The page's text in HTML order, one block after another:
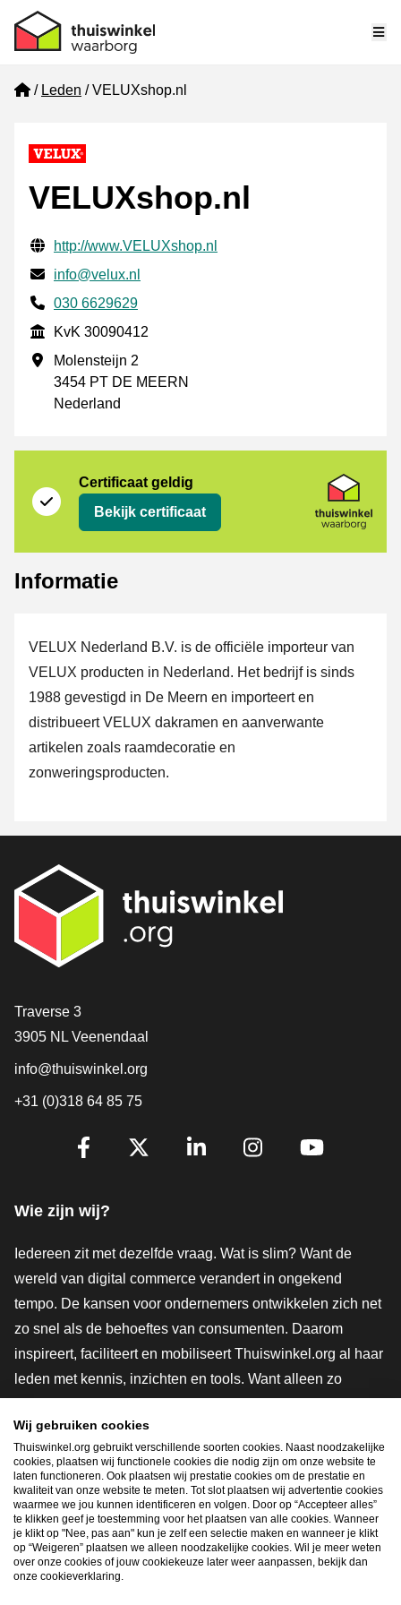
Home
Leden VELUXshop.nl
VELUXshop.nl
Gecontroleerde contactgegevens
Website URL
http://www.VELUXshop.nl
E-mail
info@velux.nl
Telefoonnummer
030 6629629
KvK
KvK 30090412
Vestigingsadres
Molensteijn 2
3454 PT DE MEERN
Nederland
Certificaat geldig
Bekijk certificaat
Informatie
VELUX Nederland B.V. is de officiële importeur van
VELUX producten in Nederland. Het bedrijf is sinds
1988 gevestigd in De Meern en importeert en
distribueert VELUX dakramen en aanverwante
artikelen zoals raamdecoratie en
zonweringsproducten.
Contact
Traverse 3
3905 NL Veenendaal
info@thuiswinkel.org
+31 (0)318 64 85 75
Volg je ons al?
Wie zijn wij?
Iedereen zit met dezelfde vraag. Wat is slim? Want de
wereld van digital commerce verandert in ongekend
tempo. De kansen voor ondernemers ontwikkelen zich net
zo snel als de behoeftes van consumenten. Daarom
inspireert, faciliteert en mobiliseert Thuiswinkel.org al haar
leden met kennis, inzichten en tools. Want alleen zo
innovatievere toekomst. Dus groei ook mee en maak
shoppen slimmer.
Lid worden
Snel navigeren
Wij gebruiken cookies
Thuiswinkel.org gebruikt verschillende soorten cookies. Naast noodzakelijke
cookies, plaatsen wij functionele cookies die nodig zijn om onze website te
laten functioneren. Ook plaatsen wij prestatie cookies om de prestatie en
kwaliteit van onze website te meten. Tot slot plaatsen wij advertentie cookies
waarmee we jou kunnen identificeren en volgen. Door op “Accepteer alles”
te klikken geef je toestemming voor het plaatsen van alle cookies. Wanneer
je klikt op "Nee, pas aan" kun je zelf een selectie maken en wanneer je klikt
op “Weigeren” plaatsen we alleen noodzakelijke cookies. Wil je meer weten
over onze cookies of jouw cookiekeuze later weer aanpassen, bekijk dan
onze cookieverklaring.